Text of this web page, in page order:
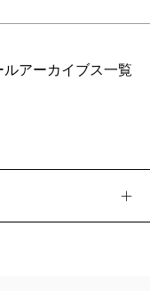
ルアーカイブス一覧